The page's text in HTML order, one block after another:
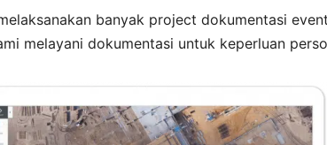
banyak project dokumentasi
melayani dokumentasi untuk keperluan